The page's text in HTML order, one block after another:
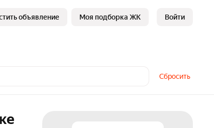
объявление Моя подборка ЖК Войти
Сбросить